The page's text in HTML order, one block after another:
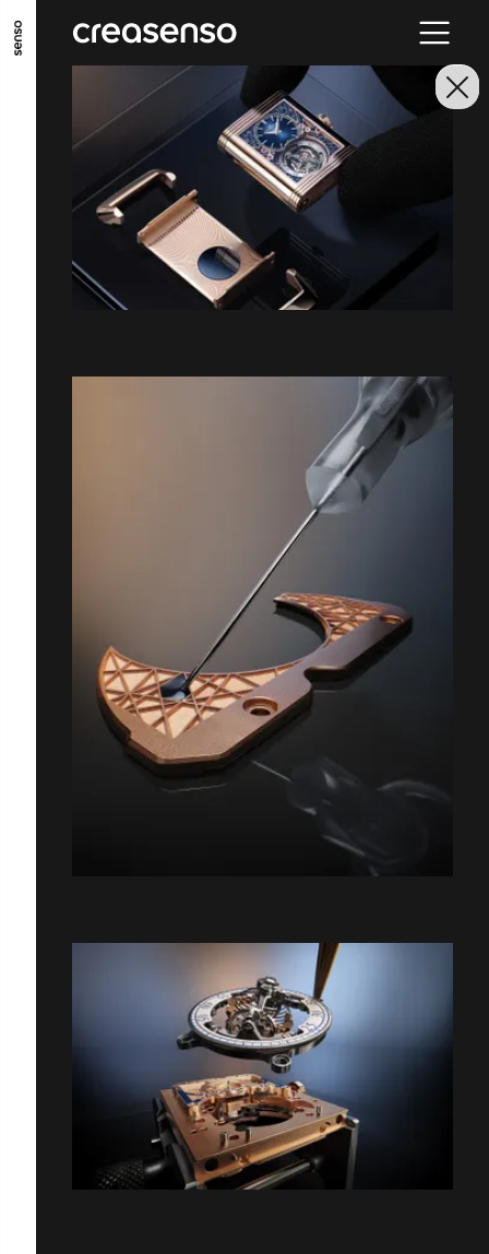
ALLER AU CONTENU PRINCIPAL
ALLER AU MENU PRINCIPAL
ALLER EN BAS DE PAGE